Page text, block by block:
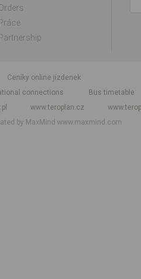
Práce
Partnership
Ceníky online jízdenek
connections
Bus timetable
www.teroplan.cz
by MaxMindwww.maxmind.com